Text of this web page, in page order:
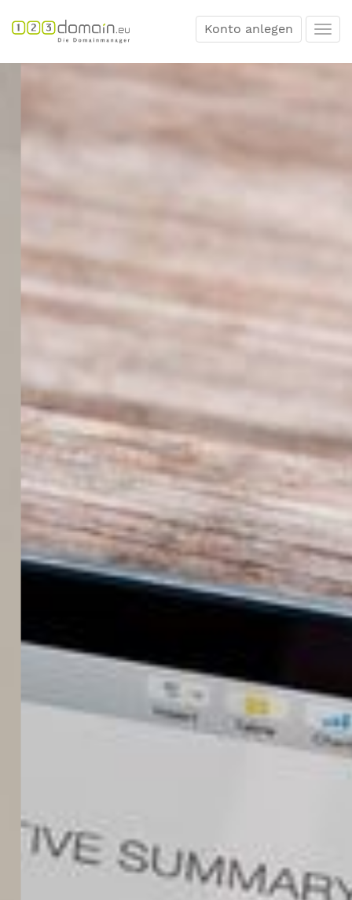
Konto anlegen